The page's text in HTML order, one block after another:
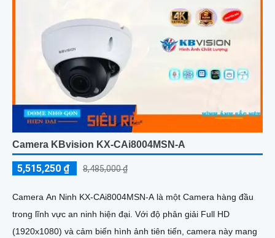
Camera KBvision KX-CAi8004MSN-A
5,515,250 ₫ 8,485,000 ₫
Camera An Ninh KX-CAi8004MSN-A là một Camera hàng đầu
trong lĩnh vực an ninh hiện đại. Với độ phân giải Full HD
(1920x1080) và cảm biến hình ảnh tiên tiến, camera này mang